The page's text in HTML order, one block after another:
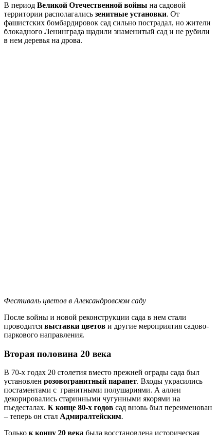
В период Великой Отечественной войны на садовой
территории располагались зенитные установки. От
фашистских бомбардировок сад сильно пострадал, но жители
блокадного Ленинграда щадили знаменитый сад и не рубили
в нем деревья на дрова.
Фестиваль цветов в Александровском саду
После войны и новой реконструкции сада в нем стали
проводится выставки цветов и другие мероприятия садово-
паркового направления.
Вторая половина 20 века
В 70-х годах 20 столетия вместо прежней ограды сада был
установлен розовогранитный парапет. Входы украсились
постаментами с гранитными полушариями. А аллеи
декорировались старинными чугунными якорями на
пьедесталах. К конце 80-х годов сад вновь был переименован
– теперь он стал Адмиралтейским.
Только к концу 20 века была восстановлена историческая